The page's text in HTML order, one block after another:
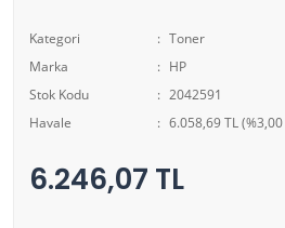
Kategori
Toner
Marka
HP
Stok Kodu
2042591
Havale
6.058,69 TL
6.246,07 TL